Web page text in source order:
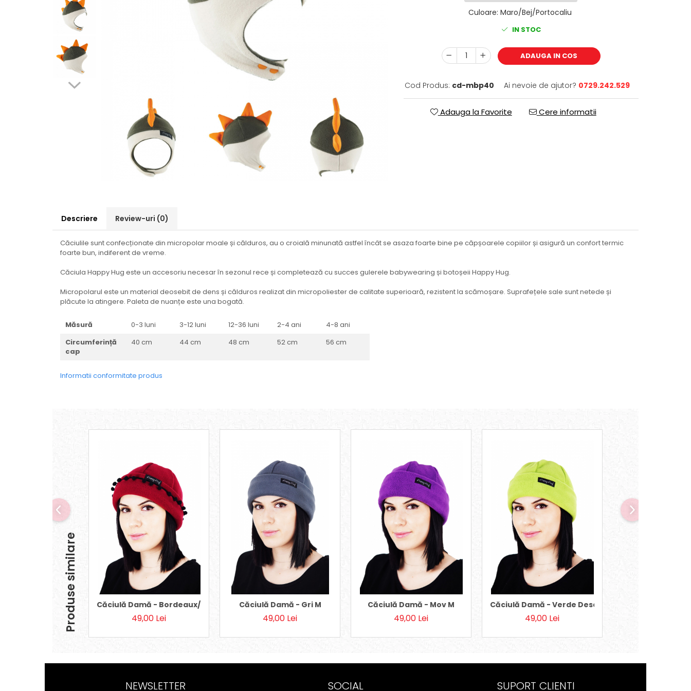
Pălării de Soare
Culoare: Maro/Bej/Portocaliu
IN STOC
ADAUGA IN COS
Cod Produs: cd-mbp40 Ai nevoie de ajutor? 0729.242.529
Adauga la Favorite Cere informatii
Descriere Review-uri (0)
Căciulile sunt confecționate din micropolar moale și călduros, au o croială minunată astfel încât se asaza foarte bine pe căpșoarele copiilor și asigură un confort termic
foarte bun, indiferent de vreme.
Căciula Happy Hug este un accesoriu necesar în sezonul rece și completează cu succes gulerele babywearing și botoșeii Happy Hug.
Micropolarul este un material deosebit de dens și călduros realizat din micropoliester de calitate superioară, rezistent la scămoșare. Suprafețele sale sunt netede și
plăcute la atingere. Paleta de nuanțe este una bogată.
Măsură 0-3 luni 3-12 luni 12-36 luni 2-4 ani
4-8 ani
Circumferință
cap
40 cm 44 cm 48 cm 52 cm 56 cm
Informatii conformitate produs
Produse similare Căciulă Damă - Bordeaux/Negru M
49,00 Lei
Căciulă Damă - Gri M
49,00 Lei
Căciulă Damă - Mov M
49,00 Lei
Căciulă Damă - Verde Deschis L
49,00 Lei
NEWSLETTER SOCIAL SUPORT CLIENTI